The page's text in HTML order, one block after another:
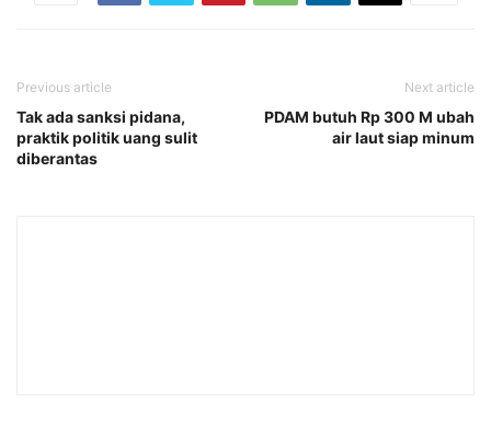
Previous article
Tak ada sanksi pidana,
praktik politik uang sulit
diberantas
Next article
PDAM butuh Rp 300 M ubah
air laut siap minum